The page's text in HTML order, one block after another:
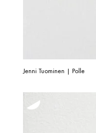
Jenni Tuominen | Polle